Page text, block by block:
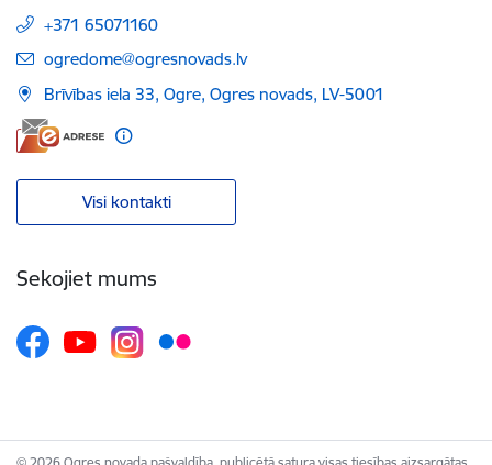
+371 65071160
E-pasts:
ogredome@ogresnovads.lv
Brīvības iela 33, Ogre, Ogres novads, LV-5001
Visi kontakti
Sekojiet mums